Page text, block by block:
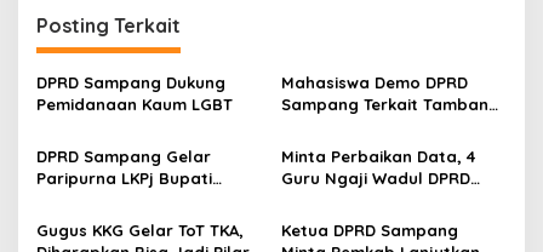
Posting Terkait
DPRD Sampang Dukung
Pemidanaan Kaum LGBT
Mahasiswa Demo DPRD
Sampang Terkait Tambang
DPRD Sampang Gelar
Paripurna LKPj Bupati
Minta Perbaikan Data, 4
Guru Ngaji Wadul DPRD
Gugus KKG Gelar ToT TKA,
Ketua DPRD Sampang